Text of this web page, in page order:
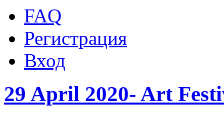
FAQ
Регистрация
Вход
29 April 2020- Art